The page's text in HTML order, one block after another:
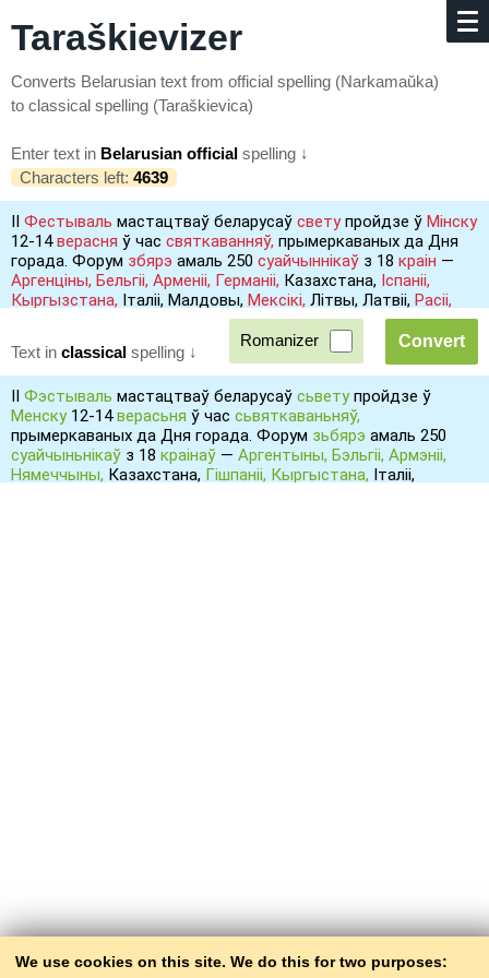
Taraškievizer
Converts Belarusian text from official spelling (Narkamaŭka)
to classical spelling (Taraškievica)
Enter text in Belarusian official spelling ↓
Characters left: 4639
ІІ Фестываль мастацтваў беларусаў светупройдзе ў Мінску
12-14верасня ў час святкаванняў, прымеркаваных да Дня
горада. Форум збярэ амаль 250 суайчыннікаў з 18 краін —
Аргенціны, Бельгіі, Арменіі, Германіі, Казахстана, Іспаніі,
Кыргызстана, Італіі, Малдовы, Мексікі, Літвы, Латвіі, Расіі,
Швейцарыі іФранцыі. (zvіazda.by
Romanizer
Text in classical spelling ↓
ІІ Фэстываль мастацтваў беларусаў сьветупройдзе ў
Менску12-14верасьня ў час сьвяткаваньняў,
прымеркаваных да Дня горада. Форум зьбярэ амаль 250
суайчыньнікаў з 18 краінаў — Аргентыны, Бэльгіі, Армэніі,
Нямеччыны, Казахстана, Гішпаніі, Кыргыстана, Італіі,
We use cookies on this site. We do this for two purposes: